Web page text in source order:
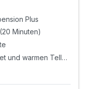
Plus
Minuten)
tägliches Abendessen mit kaltem Buffet und warmen Tellergericht (mit Aufpreis für regionale Fleisch- und Fischgerichte)